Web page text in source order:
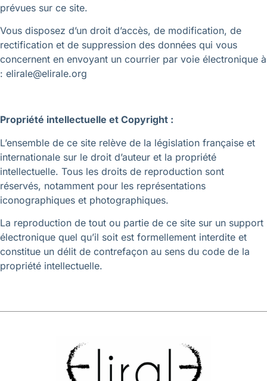
prévues sur ce site.
Vous disposez d’un droit d’accès, de modification, de
rectification et de suppression des données qui vous
concernent en envoyant un courrier par voie électronique à
: elirale@elirale.org
Propriété intellectuelle et Copyright :
L’ensemble de ce site relève de la législation française et
internationale sur le droit d’auteur et la propriété
intellectuelle. Tous les droits de reproduction sont
réservés, notamment pour les représentations
iconographiques et photographiques.
La reproduction de tout ou partie de ce site sur un support
électronique quel qu’il soit est formellement interdite et
constitue un délit de contrefaçon au sens du code de la
propriété intellectuelle.